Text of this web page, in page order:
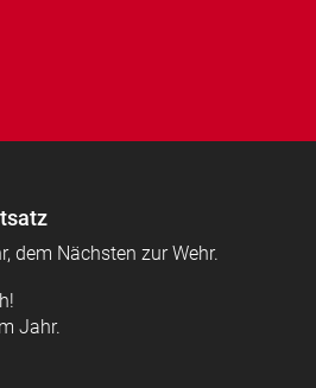
dem Nächsten zur Wehr.
Jahr.